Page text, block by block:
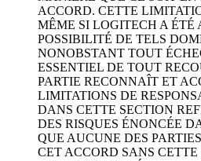
ACCORD. CETTE
MÊME SI LOGITECH A ÉTÉ
POSSIBILITÉ DE TELS
NONOBSTANT TOUT
ESSENTIEL DE TOUT
PARTIE RECONNAÎT ET
LIMITATIONS DE
DANS CETTE SECTION
DES RISQUES ÉNONCÉE
QUE AUCUNE DES
CET ACCORD SANS